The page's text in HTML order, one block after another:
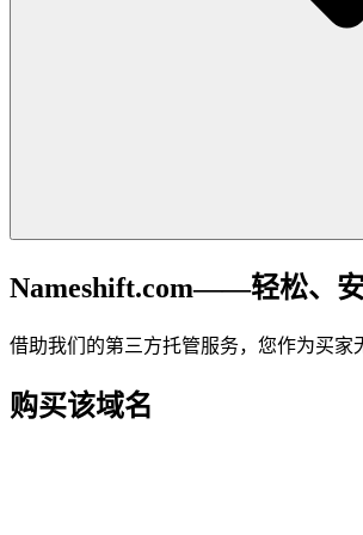
Nameshift.com——轻松、
借助我们的第三方托管服务，您作为买
购买该域名